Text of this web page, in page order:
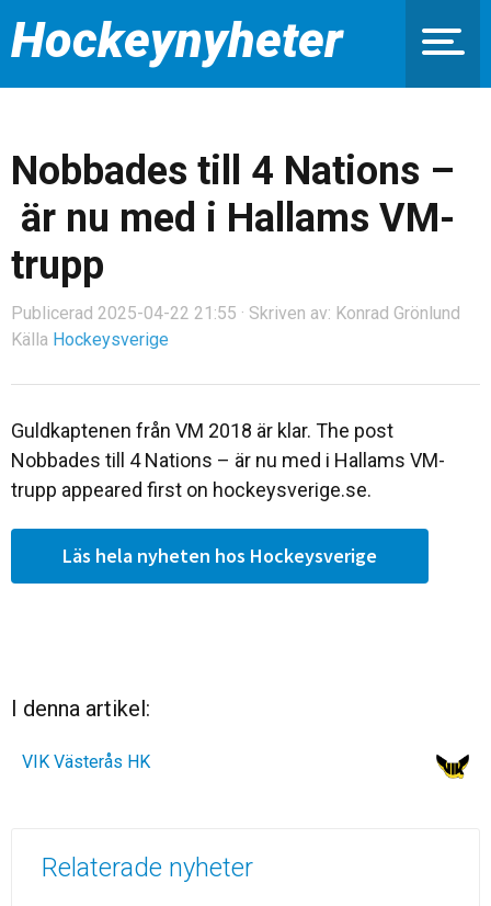
Hockeynyheter
Nobbades till 4 Nations –
är nu med i Hallams VM-
trupp
Publicerad 2025-04-22 21:55 · Skriven av: Konrad Grönlund
Källa Hockeysverige
Guldkaptenen från VM 2018 är klar. The post
Nobbades till 4 Nations – är nu med i Hallams VM-
trupp appeared first on hockeysverige.se.
Läs hela nyheten hos Hockeysverige
I denna artikel:
VIK Västerås HK
Relaterade nyheter